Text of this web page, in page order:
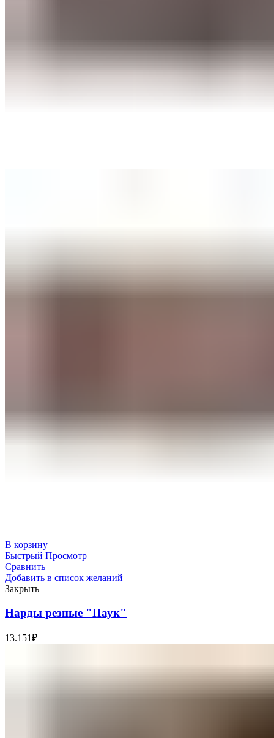
В корзину
Быстрый Просмотр
Сравнить
Добавить в список желаний
Закрыть
Нарды резные "Паук"
13.151₽